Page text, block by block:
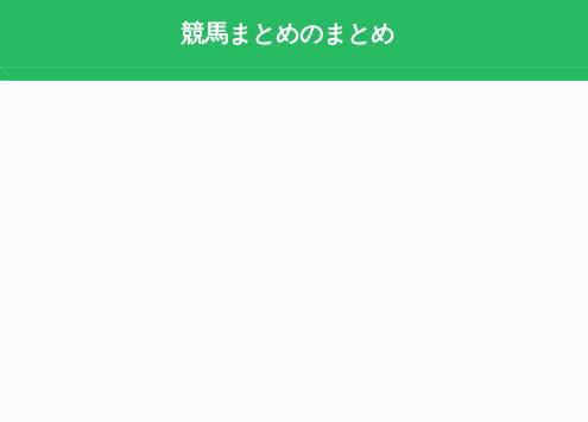
競馬まとめのまとめ